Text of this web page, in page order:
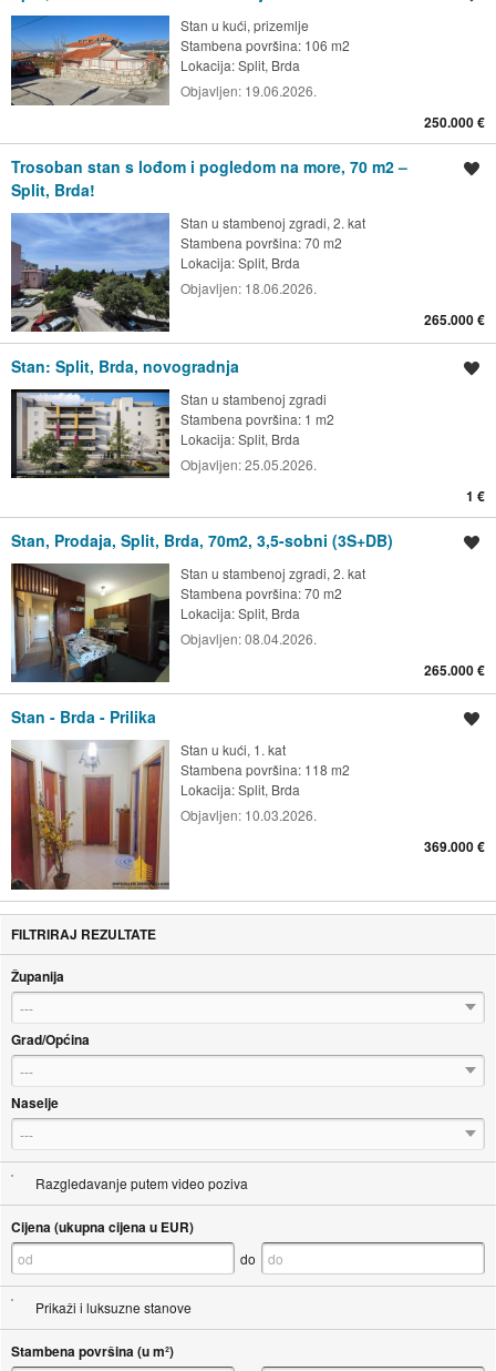
Stan u kući, prizemlje
Stambena površina: 106 m2
Lokacija:Split, Brda
Objavljen: 19.06.2026.
250.000 €
Trosoban stan s lođom i pogledom na more, 70 m2 –
Split, Brda!
Stan u stambenoj zgradi, 2. kat
Stambena površina: 70 m2
Lokacija:Split, Brda
Objavljen: 18.06.2026.
265.000 €
Stan: Split, Brda, novogradnja
Stan u stambenoj zgradi
Stambena površina: 1 m2
Lokacija:Split, Brda
Objavljen:25.05.2026.
1 €
Stan, Prodaja, Split, Brda, 70m2, 3,5-sobni (3S+DB)
Stan u stambenoj zgradi, 2. kat
Stambena površina: 70 m2
Lokacija:Split, Brda
Objavljen:08.04.2026.
265.000 €
Stan - Brda - Prilika
Stan u kući, 1. kat
Stambena površina: 118 m2
Lokacija:Split, Brda
Objavljen: 10.03.2026.
369.000 €
FILTRIRAJ REZULTATE
Županija
---
Grad/Općina
---
Naselje
---
Razgledavanje putem video poziva
Cijena (ukupna cijena u EUR)
do
Prikaži i luksuzne stanove
Stambena površina (u m²)